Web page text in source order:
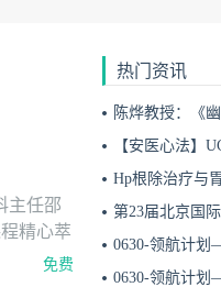
主任邵
精心萃
具深度
免费
热门资讯